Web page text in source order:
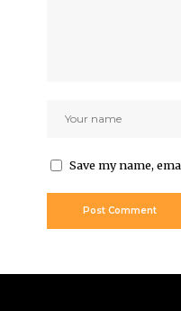
Save my name,